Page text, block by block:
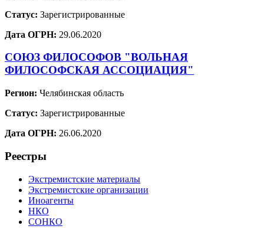
Статус: Зарегистрированные
Дата ОГРН: 29.06.2020
СОЮЗ ФИЛОСОФОВ "ВОЛЬНАЯ
ФИЛОСОФСКАЯ АССОЦИАЦИЯ"
Регион: Челябинская область
Статус: Зарегистрированные
Дата ОГРН: 26.06.2020
Реестры
Экстремистские материалы
Экстремистские организации
Иноагенты
НКО
СОНКО